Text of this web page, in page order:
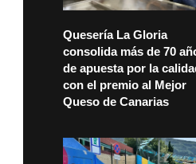
Quesería La Gloria
consolida más de 70
de apuesta por la
con el premio al Mejor
Queso de Canarias